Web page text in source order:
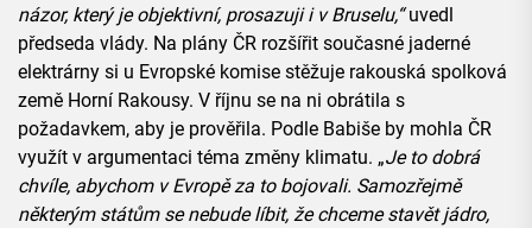
názor, který je objektivní, prosazuji i v Bruselu,“uvedl
předseda vlády. Na plány ČR rozšířit současné jaderné
elektrárny si u Evropské komise stěžuje rakouská spolková
země Horní Rakousy. V říjnu se na ni obrátila s
požadavkem, aby je prověřila. Podle Babiše by mohla ČR
využít v argumentaci téma změny klimatu. „Je to dobrá
chvíle, abychom v Evropě za to bojovali. Samozřejmě
některým státům se nebude líbit, že chceme stavět jádro,